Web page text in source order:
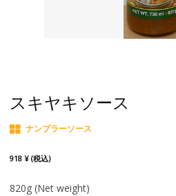
スキヤキソース
ナンプラーソース
918 ¥ (税込)
820g (Net weight)